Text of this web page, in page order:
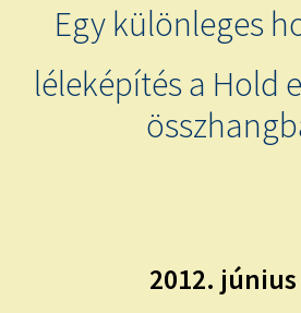
TAROT ELEMZÉS MEGRENDELÉSE
Egy különleges
léleképítés a Hold
2012. június